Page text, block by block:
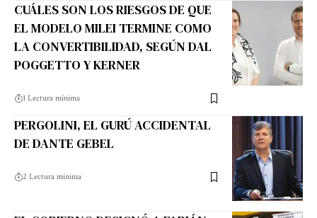
CUÁLES SON LOS RIESGOS DE QUE
EL MODELO MILEI TERMINE COMO
LA CONVERTIBILIDAD, SEGÚN DAL
POGGETTO Y KERNER
1 Lectura mínima
PERGOLINI, EL GURÚ ACCIDENTAL
DE DANTE GEBEL
2 Lectura mínima